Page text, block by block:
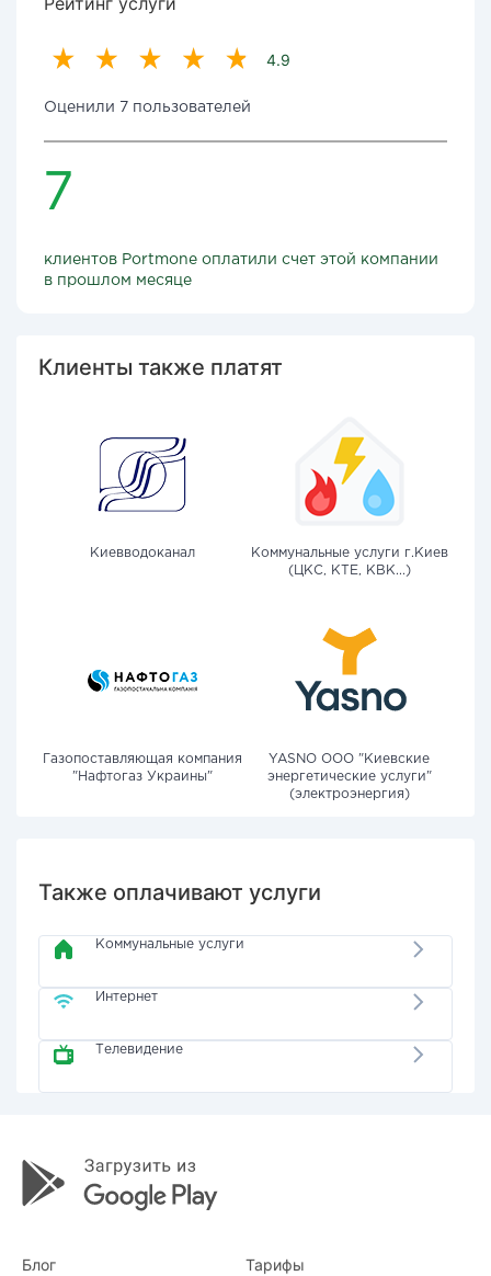
4.9
Оценили 7 пользователей
7
клиентов Portmone оплатили счет этой компании
в прошлом месяце
Клиенты также платят
Киевводоканал
Коммунальные услуги г.Киев
(ЦКС, КТЕ, КВК...)
Газопоставляющая компания
"Нафтогаз Украины"
YASNO OOO "Киевские
энергетические услуги"
(электроэнергия)
Также оплачивают услуги
Коммунальные услуги
Интернет
Телевидение
Блог Тарифы